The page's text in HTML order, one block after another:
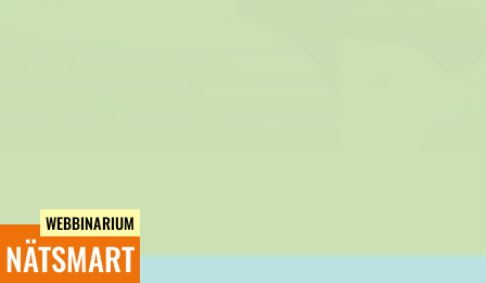
WEBBINARIUM
NÄTSMART